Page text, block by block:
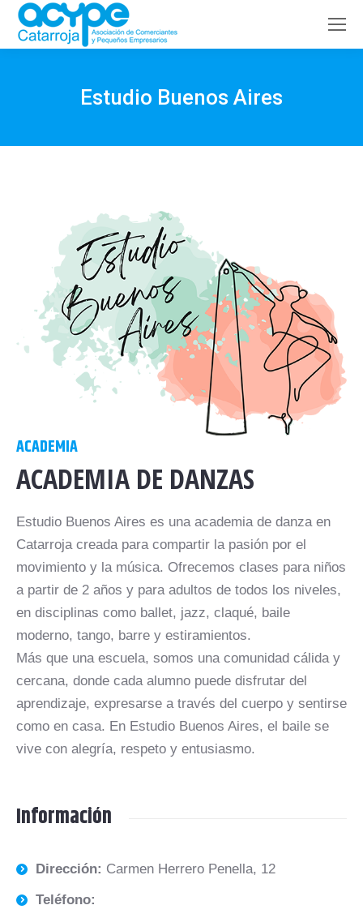
Buscar:
Estudio Buenos Aires
ACADEMIA
ACADEMIA DE DANZAS
Estudio Buenos Aires es una academia de danza en
Catarroja creada para compartir la pasión por el
movimiento y la música. Ofrecemos clases para niños
a partir de 2 años y para adultos de todos los niveles,
en disciplinas como ballet, jazz, claqué, baile
moderno, tango, barre y estiramientos.
Más que una escuela, somos una comunidad cálida y
cercana, donde cada alumno puede disfrutar del
aprendizaje, expresarse a través del cuerpo y sentirse
como en casa. En Estudio Buenos Aires, el baile se
vive con alegría, respeto y entusiasmo.
Información
Dirección: Carmen Herrero Penella, 12
Teléfono: